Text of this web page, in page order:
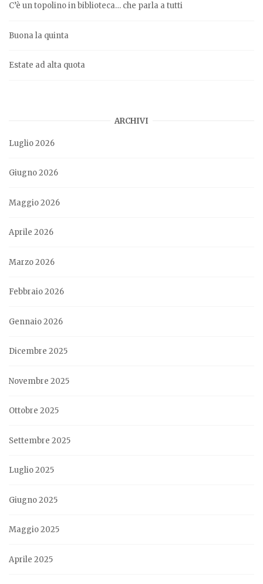
C’è un topolino in biblioteca… che parla a tutti
Buona la quinta
Estate ad alta quota
ARCHIVI
Luglio 2026
Giugno 2026
Maggio 2026
Aprile 2026
Marzo 2026
Febbraio 2026
Gennaio 2026
Dicembre 2025
Novembre 2025
Ottobre 2025
Settembre 2025
Luglio 2025
Giugno 2025
Maggio 2025
Aprile 2025